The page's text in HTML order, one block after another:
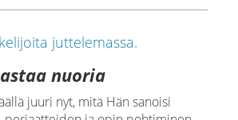
nuoria
juuri nyt, mitä Hän sanoisi